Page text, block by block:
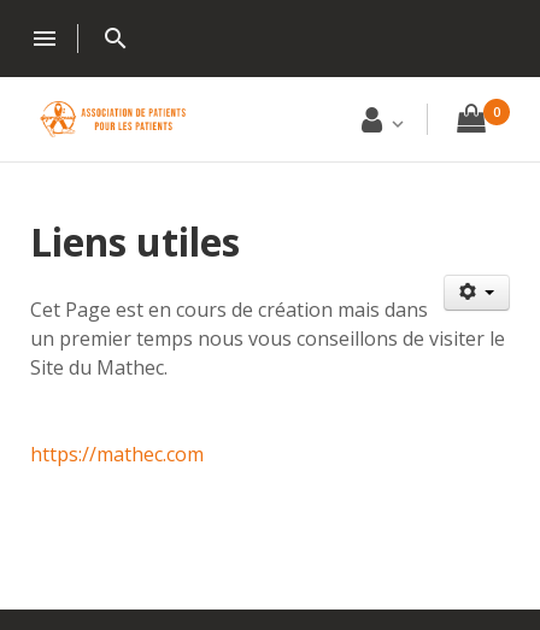
menu search
0
Liens utiles
Cet Page est en cours de création mais dans
un premier temps nous vous conseillons de visiter le
Site du Mathec.
https://mathec.com